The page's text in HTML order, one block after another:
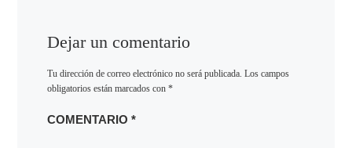
Dejar un comentario
Tu dirección de correo electrónico no será publicada. Los campos
obligatorios están marcados con *
COMENTARIO *